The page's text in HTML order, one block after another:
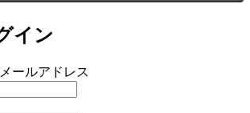
イン
ールアドレス